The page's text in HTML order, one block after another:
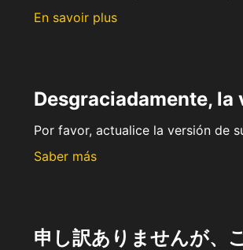
En savoir plus
Desgraciadamente, la
Por favor, actualice la versión de
Saber más
申し訳ありませんが、